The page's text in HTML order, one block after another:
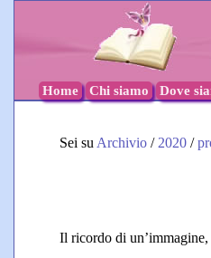
Home Chi siamo Dove
Sei su Archivio / 2020 /
Il ricordo di un’immagine,